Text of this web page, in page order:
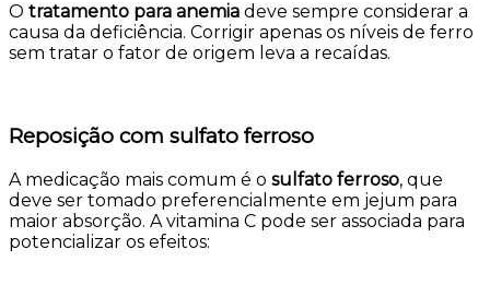
O tratamento para anemia deve sempre considerar a
causa da deficiência. Corrigir apenas os níveis de ferro
sem tratar o fator de origem leva a recaídas.
Reposição com sulfato ferroso
A medicação mais comum é o sulfato ferroso, que
deve ser tomado preferencialmente em jejum para
maior absorção. A vitamina C pode ser associada para
potencializar os efeitos: